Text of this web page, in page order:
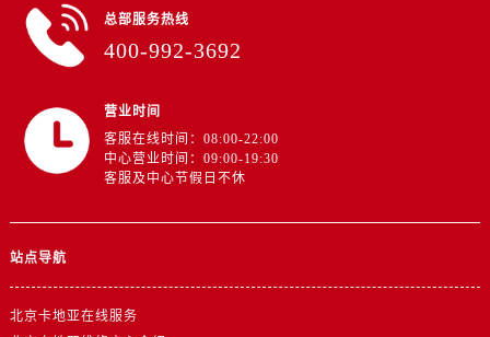
总部服务热线
400-992-3692
营业时间
客服在线时间：08:00-22:00
中心营业时间：09:00-19:30
客服及中心节假日不休
站点导航
北京卡地亚在线服务